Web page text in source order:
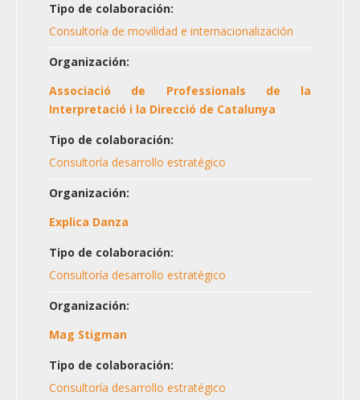
Tipo de colaboración:
Consultoría de movilidad e internacionalización
Organización:
Associació de Professionals de la
Interpretació i la Direcció de Catalunya
Tipo de colaboración:
Consultoría desarrollo estratégico
Organización:
Explica Danza
Tipo de colaboración:
Consultoría desarrollo estratégico
Organización:
Mag Stigman
Tipo de colaboración:
Consultoría desarrollo estratégico